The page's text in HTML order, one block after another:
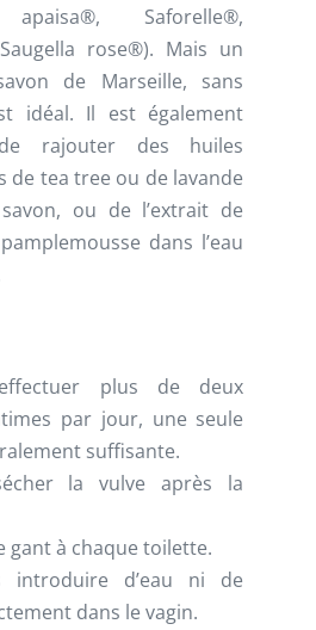
apaisa®, Saforelle®,
rose®). Mais un
de Marseille, sans
idéal. Il est également
rajouter des huiles
de tea tree ou de lavande
ou de l’extrait de
dans l’eau
plus de deux
par jour, une seule
suffisante.
la vulve après la
gant à chaque toilette.
introduire d’eau ni de
dans le vagin.